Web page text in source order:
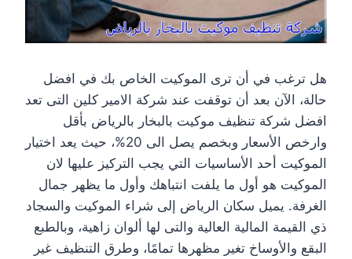
هل ترغب في أن ترى الموكيت الخاص بك في افضل
حالة، الآن بعد أن توقفت عند شركة الامير كلين التى تعد
افضل شركة تنظيف موكيت بالبخار بالرياض بأقل
وارخص الأسعار وبخصم يصل الى 20%، حيث يعد اختيار
الموكيت أحد الأساسيات التي يجب التركيز عليها لان
الموكيت هو أول ما يلفت انتباهك وأول ما يظهر جمال
الغرفة. يميل سكان الرياض إلى شراء الموكيت والسجاد
ذي القيمة المالية العالية والتى لها ألوان زاهية، وبالطبع
البقع والأوساخ تغير مظهرها تمامًا، وطرق التنظيف غير